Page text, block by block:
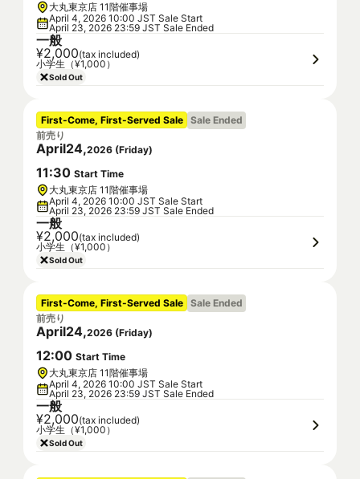
大丸東京店 11階催事場
April 4, 2026 10:00 JST Sale Start
April 23, 2026 23:59 JST Sale Ended
一般
¥2,000(tax included)
小学生（¥1,000）
Sold Out
First-Come, First-Served Sale Sale Ended
前売り
April24,2026 (Friday)
11:30 Start Time
大丸東京店 11階催事場
April 4, 2026 10:00 JST Sale Start
April 23, 2026 23:59 JST Sale Ended
一般
¥2,000(tax included)
小学生（¥1,000）
Sold Out
First-Come, First-Served Sale Sale Ended
前売り
April24,2026 (Friday)
12:00 Start Time
大丸東京店 11階催事場
April 4, 2026 10:00 JST Sale Start
April 23, 2026 23:59 JST Sale Ended
一般
¥2,000(tax included)
小学生（¥1,000）
Sold Out